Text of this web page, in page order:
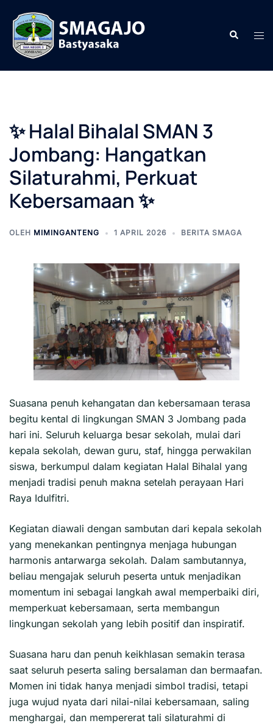
Cari
✨ Halal Bihalal SMAN 3
Jombang: Hangatkan
Silaturahmi, Perkuat
Kebersamaan ✨
OLEH MIMINGANTENG 1 APRIL 2026 BERITA SMAGA
Suasana penuh kehangatan dan kebersamaan terasa
begitu kental di lingkungan SMAN 3 Jombang pada
hari ini. Seluruh keluarga besar sekolah, mulai dari
kepala sekolah, dewan guru, staf, hingga perwakilan
siswa, berkumpul dalam kegiatan Halal Bihalal yang
menjadi tradisi penuh makna setelah perayaan Hari
Raya Idulfitri.
Kegiatan diawali dengan sambutan dari kepala sekolah
yang menekankan pentingnya menjaga hubungan
harmonis antarwarga sekolah. Dalam sambutannya,
beliau mengajak seluruh peserta untuk menjadikan
momentum ini sebagai langkah awal memperbaiki diri,
memperkuat kebersamaan, serta membangun
lingkungan sekolah yang lebih positif dan inspiratif.
Suasana haru dan penuh keikhlasan semakin terasa
saat seluruh peserta saling bersalaman dan bermaafan.
Momen ini tidak hanya menjadi simbol tradisi, tetapi
juga wujud nyata dari nilai-nilai kebersamaan, saling
menghargai, dan mempererat tali silaturahmi di